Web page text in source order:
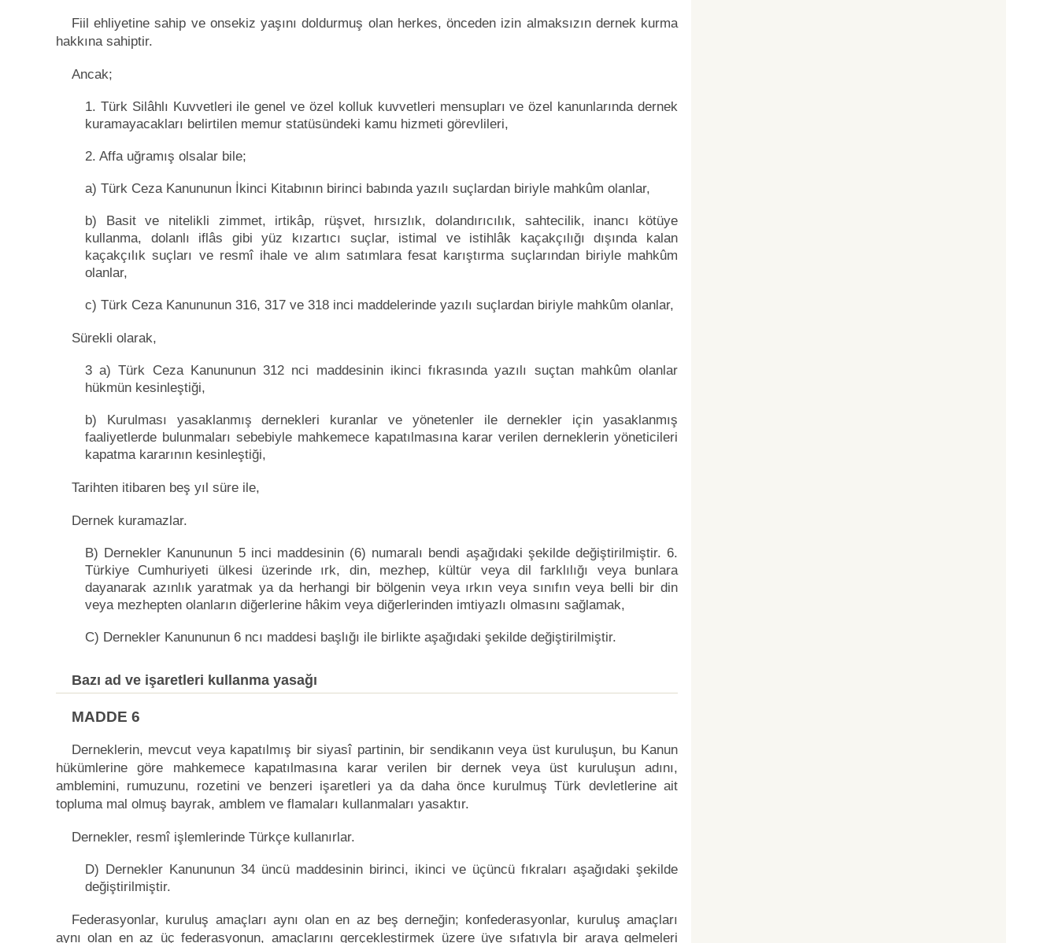
Fiil ehliyetine sahip ve onsekiz yaşını doldurmuş olan herkes, önceden izin almaksızın dernek kurma
hakkına sahiptir.
Ancak;
1. Türk Silâhlı Kuvvetleri ile genel ve özel kolluk kuvvetleri mensupları ve özel kanunlarında dernek
kuramayacakları belirtilen memur statüsündeki kamu hizmeti görevlileri,
2. Affa uğramış olsalar bile;
a) Türk Ceza Kanununun İkinci Kitabının birinci babında yazılı suçlardan biriyle mahkûm olanlar,
b) Basit ve nitelikli zimmet, irtikâp, rüşvet, hırsızlık, dolandırıcılık, sahtecilik, inancı kötüye
kullanma, dolanlı iflâs gibi yüz kızartıcı suçlar, istimal ve istihlâk kaçakçılığı dışında kalan
kaçakçılık suçları ve resmî ihale ve alım satımlara fesat karıştırma suçlarından biriyle mahkûm
olanlar,
c) Türk Ceza Kanununun 316, 317 ve 318 inci maddelerinde yazılı suçlardan biriyle mahkûm olanlar,
Sürekli olarak,
3 a) Türk Ceza Kanununun 312 nci maddesinin ikinci fıkrasında yazılı suçtan mahkûm olanlar
hükmün kesinleştiği,
b) Kurulması yasaklanmış dernekleri kuranlar ve yönetenler ile dernekler için yasaklanmış
faaliyetlerde bulunmaları sebebiyle mahkemece kapatılmasına karar verilen derneklerin yöneticileri
kapatma kararının kesinleştiği,
Tarihten itibaren beş yıl süre ile,
Dernek kuramazlar.
B) Dernekler Kanununun 5 inci maddesinin (6) numaralı bendi aşağıdaki şekilde değiştirilmiştir. 6.
Türkiye Cumhuriyeti ülkesi üzerinde ırk, din, mezhep, kültür veya dil farklılığı veya bunlara
dayanarak azınlık yaratmak ya da herhangi bir bölgenin veya ırkın veya sınıfın veya belli bir din
veya mezhepten olanların diğerlerine hâkim veya diğerlerinden imtiyazlı olmasını sağlamak,
C) Dernekler Kanununun 6 ncı maddesi başlığı ile birlikte aşağıdaki şekilde değiştirilmiştir.
Bazı ad ve işaretleri kullanma yasağı
MADDE 6
Derneklerin, mevcut veya kapatılmış bir siyasî partinin, bir sendikanın veya üst kuruluşun, bu Kanun
hükümlerine göre mahkemece kapatılmasına karar verilen bir dernek veya üst kuruluşun adını,
amblemini, rumuzunu, rozetini ve benzeri işaretleri ya da daha önce kurulmuş Türk devletlerine ait
topluma mal olmuş bayrak, amblem ve flamaları kullanmaları yasaktır.
Dernekler, resmî işlemlerinde Türkçe kullanırlar.
D) Dernekler Kanununun 34 üncü maddesinin birinci, ikinci ve üçüncü fıkraları aşağıdaki şekilde
değiştirilmiştir.
Federasyonlar, kuruluş amaçları aynı olan en az beş derneğin; konfederasyonlar, kuruluş amaçları
aynı olan en az üç federasyonun, amaçlarını gerçekleştirmek üzere üye sıfatıyla bir araya gelmeleri